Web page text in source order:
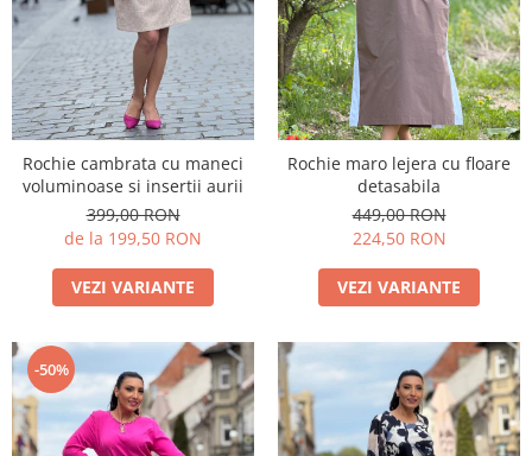
Rochie cambrata cu maneci
voluminoase si insertii aurii
399,00 RON
de la 199,50 RON
VEZI VARIANTE
Rochie maro lejera cu floare
detasabila
449,00 RON
224,50 RON
VEZI VARIANTE
-50%